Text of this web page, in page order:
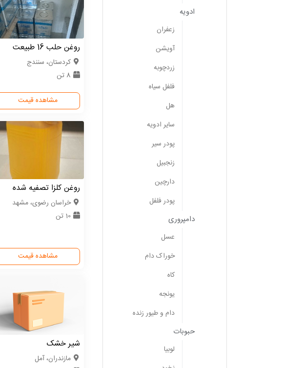
روغن‌ حلب 16 طبیعت
كردستان، سنندج
8 تن
مشاهده قیمت
روغن کلزا تصفیه شده
خراسان رضوی، مشهد
10 تن
مشاهده قیمت
شیر خشک
مازندران، آمل
ادویه
زعفران
آویشن
زردچوبه
فلفل سیاه
هل
سایر ادویه
پودر سیر
زنجبیل
دارچین
پودر فلفل
دامپروری
عسل
خوراک دام
کاه
یونجه
دام و طیور زنده
حبوبات
لوبیا